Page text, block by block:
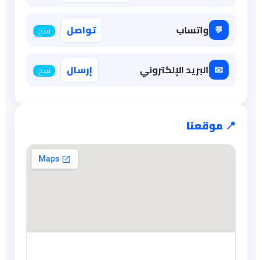
💬 واتساب تواصل نسخ
📧 البريد الإلكتروني إرسال نسخ
📍 موقعنا